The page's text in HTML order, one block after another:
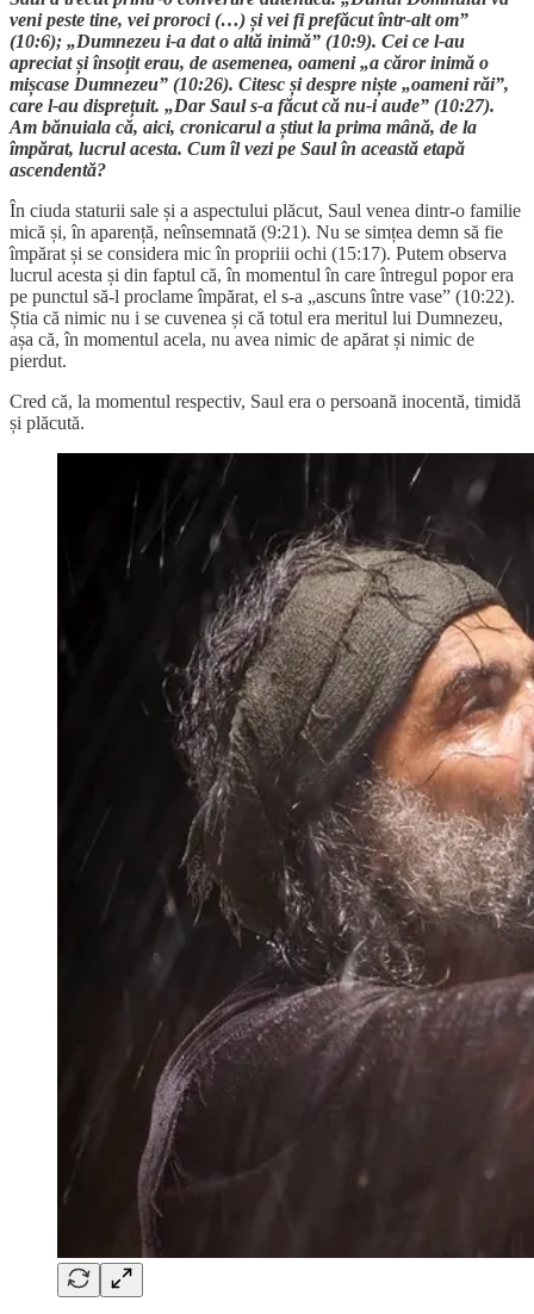
veni peste tine, vei proroci (…) și vei fi prefăcut într-alt om”
(10:6); „Dumnezeu i-a dat o altă inimă” (10:9). Cei ce l-au
apreciat și însoțit erau, de asemenea, oameni „a căror inimă o
mișcase Dumnezeu” (10:26). Citesc și despre niște „oameni răi”,
care l-au disprețuit. „Dar Saul s-a făcut că nu-i aude” (10:27).
Am bănuiala că, aici, cronicarul a știut la prima mână, de la
împărat, lucrul acesta. Cum îl vezi pe Saul în această etapă
ascendentă?
În ciuda staturii sale și a aspectului plăcut, Saul venea dintr-o familie
mică și, în aparență, neînsemnată (9:21). Nu se simțea demn să fie
împărat și se considera mic în propriii ochi (15:17). Putem observa
lucrul acesta și din faptul că, în momentul în care întregul popor era
pe punctul să-l proclame împărat, el s-a „ascuns între vase” (10:22).
Știa că nimic nu i se cuvenea și că totul era meritul lui Dumnezeu,
așa că, în momentul acela, nu avea nimic de apărat și nimic de
pierdut.
Cred că, la momentul respectiv, Saul era o persoană inocentă, timidă
și plăcută.